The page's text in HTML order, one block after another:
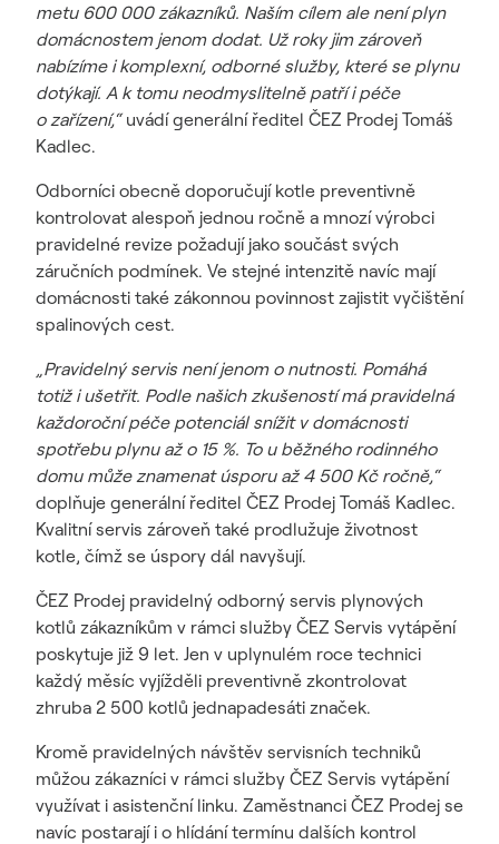
metu 600 000 zákazníků. Naším cílem ale není plyn
domácnostem jenom dodat. Už roky jim zároveň
nabízíme i komplexní, odborné služby, které se plynu
dotýkají. A k tomu neodmyslitelně patří i péče
o zařízení,“ uvádí generální ředitel ČEZ Prodej Tomáš
Kadlec.
Odborníci obecně doporučují kotle preventivně
kontrolovat alespoň jednou ročně a mnozí výrobci
pravidelné revize požadují jako součást svých
záručních podmínek. Ve stejné intenzitě navíc mají
domácnosti také zákonnou povinnost zajistit vyčištění
spalinových cest.
„Pravidelný servis není jenom o nutnosti. Pomáhá
totiž i ušetřit. Podle našich zkušeností má pravidelná
každoroční péče potenciál snížit v domácnosti
spotřebu plynu až o 15 %. To u běžného rodinného
domu může znamenat úsporu až 4 500 Kč ročně,“
doplňuje generální ředitel ČEZ Prodej Tomáš Kadlec.
Kvalitní servis zároveň také prodlužuje životnost
kotle, čímž se úspory dál navyšují.
ČEZ Prodej pravidelný odborný servis plynových
kotlů zákazníkům v rámci služby ČEZ Servis vytápění
poskytuje již 9 let. Jen v uplynulém roce technici
každý měsíc vyjížděli preventivně zkontrolovat
zhruba 2 500 kotlů jednapadesáti značek.
Kromě pravidelných návštěv servisních techniků
můžou zákazníci v rámci služby ČEZ Servis vytápění
využívat i asistenční linku. Zaměstnanci ČEZ Prodej se
navíc postarají i o hlídání termínu dalších kontrol